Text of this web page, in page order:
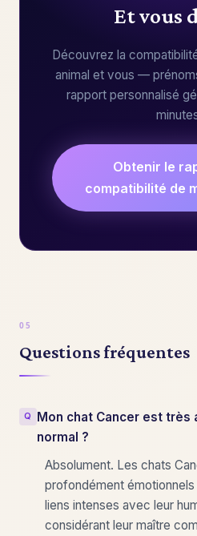
Et vous
Découvrez la
animal et vous —
rapport personnalisé
Obtenir le
compatibilité de
Questions fréquentes
Mon chat Cancer est
normal ?
Absolument. Les chats
profondément
liens intenses avec leur
considérant leur maître